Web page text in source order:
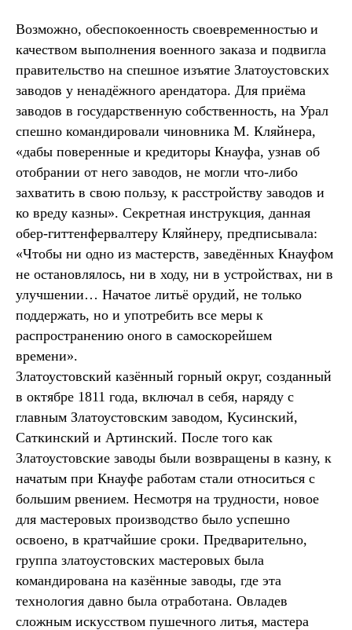
Возможно, обеспокоенность своевременностью и
качеством выполнения военного заказа и подвигла
правительство на спешное изъятие Златоустовских
заводов у ненадёжного арендатора. Для приёма
заводов в государственную собственность, на Урал
спешно командировали чиновника М. Кляйнера,
«дабы поверенные и кредиторы Кнауфа, узнав об
отобрании от него заводов, не могли что-либо
захватить в свою пользу, к расстройству заводов и
ко вреду казны». Секретная инструкция, данная
обер-гиттенфервалтеру Кляйнеру, предписывала:
«Чтобы ни одно из мастерств, заведённых Кнауфом
не остановлялось, ни в ходу, ни в устройствах, ни в
улучшении… Начатое литьё орудий, не только
поддержать, но и употребить все меры к
распространению оного в самоскорейшем
времени».
Златоустовский казённый горный округ, созданный
в октябре 1811 года, включал в себя, наряду с
главным Златоустовским заводом, Кусинский,
Саткинский и Артинский. После того как
Златоустовские заводы были возвращены в казну, к
начатым при Кнауфе работам стали относиться с
большим рвением. Несмотря на трудности, новое
для мастеровых производство было успешно
освоено, в кратчайшие сроки. Предварительно,
группа златоустовских мастеровых была
командирована на казённые заводы, где эта
технология давно была отработана. Овладев
сложным искусством пушечного литья, мастера